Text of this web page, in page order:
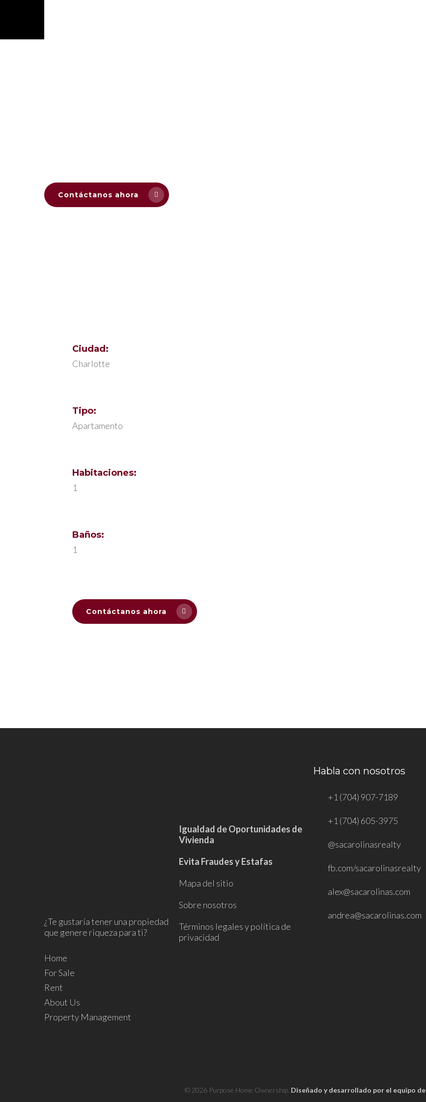
Contáctanos ahora
Ciudad:
Charlotte
Tipo:
Apartamento
Habitaciones:
1
Baños:
1
Contáctanos ahora
¿Te gustaría tener una propiedad
que genere riqueza para ti?
Home
For Sale
Rent
About Us
Property Management
Igualdad de Oportunidades de
Vivienda
Evita Fraudes y Estafas
Mapa del sitio
Sobre nosotros
Términos legales y política de
privacidad
Habla con nosotros
+1 (704) 907-7189
+1 (704) 605-3975
@sacarolinasrealty
fb.com/sacarolinasrealty
alex@sacarolinas.com
andrea@sacarolinas.com
© 2026 Purpose Home Ownership. Diseñado y desarrollado por el equipo de